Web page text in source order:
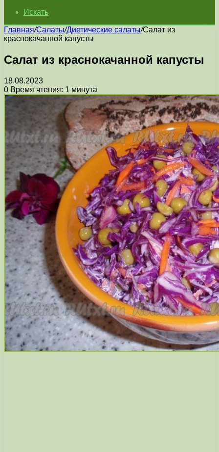
Искать
Главная/Салаты/Диетические салаты/Салат из
краснокачанной капусты
Салат из краснокачанной капусты
18.08.2023
0 Время чтения: 1 минута